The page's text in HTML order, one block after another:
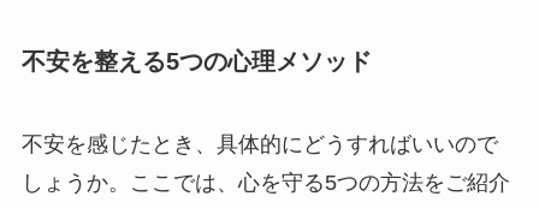
不安を整える5つの心理メソッド
不安を感じたとき、具体的にどうすればいいので
しょうか。ここでは、心を守る5つの方法をご紹介